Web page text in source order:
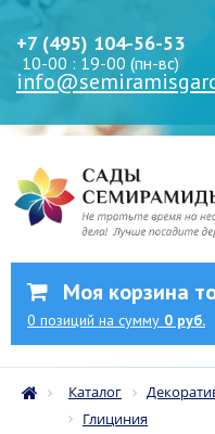
+7 (495) 104-56-53
10-00 : 19-00 (пн-вс)
Моя корзина
0 позиций на сумму 0 руб.
Каталог
Глициния